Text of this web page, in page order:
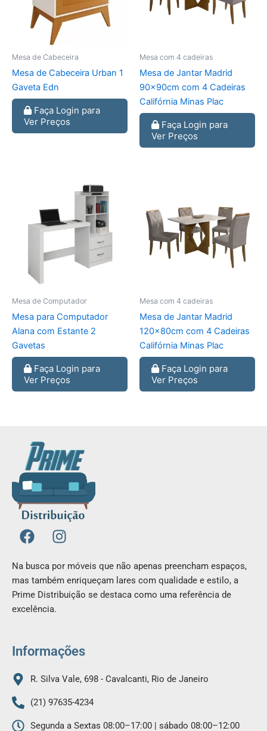
Mesa de Cabeceira
Mesa de Cabeceira Urban 1
Gaveta Edn
Faça Login para
Ver Preços
Mesa com 4 cadeiras
Mesa de Jantar Madrid
90x90cm com 4 Cadeiras
Califórnia Minas Plac
Faça Login para
Ver Preços
Mesa de Computador
Mesa para Computador
Alana com Estante 2
Gavetas
Faça Login para
Ver Preços
Mesa com 4 cadeiras
Mesa de Jantar Madrid
120x80cm com 4 Cadeiras
Califórnia Minas Plac
Faça Login para
Ver Preços
F
a
c
e
b
o
o
I
n
t
a
g
m
Na busca por móveis que não apenas preencham espaços,
mas também enriqueçam lares com qualidade e estilo, a
Prime Distribuição se destaca como uma referência de
excelência.
Informações
R. Silva Vale, 698 - Cavalcanti, Rio de Janeiro
(21) 97635-4234
Segunda a Sextas 08:00–17:00 | sábado 08:00–12:00